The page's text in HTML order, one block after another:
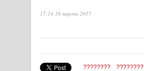
17:14 16 марта 2015
???????? ????????